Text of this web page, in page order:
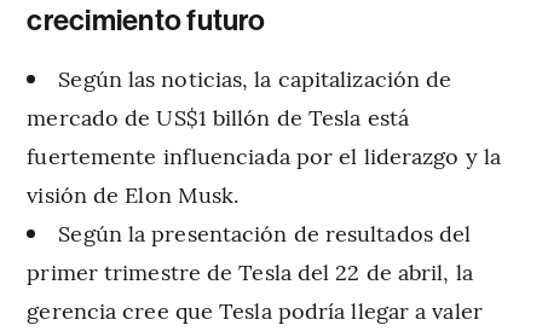
crecimiento futuro
Según las noticias, la capitalización de
mercado de US$1 billón de Tesla está
fuertemente influenciada por el liderazgo y la
visión de Elon Musk.
Según la presentación de resultados del
primer trimestre de Tesla del 22 de abril, la
gerencia cree que Tesla podría llegar a valer